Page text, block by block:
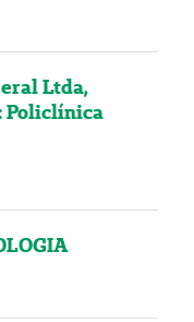
Ltda,
Policlínica